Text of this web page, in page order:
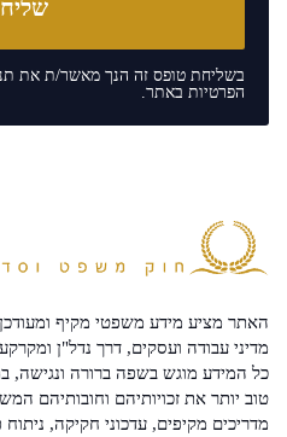
בשליחת טופס זה הנך מאשר/ת את
הפרטיות באתר.
האתר מציע מידע משפטי מקיף
מדיני עבודה ועסקים, דרך נדל"ן
כל המידע מוגש בשפה ברורה ונגישה,
טוב יותר את זכויותיהם וחובותיהם
מדריכים מקיפים, עדכוני חקיקה,